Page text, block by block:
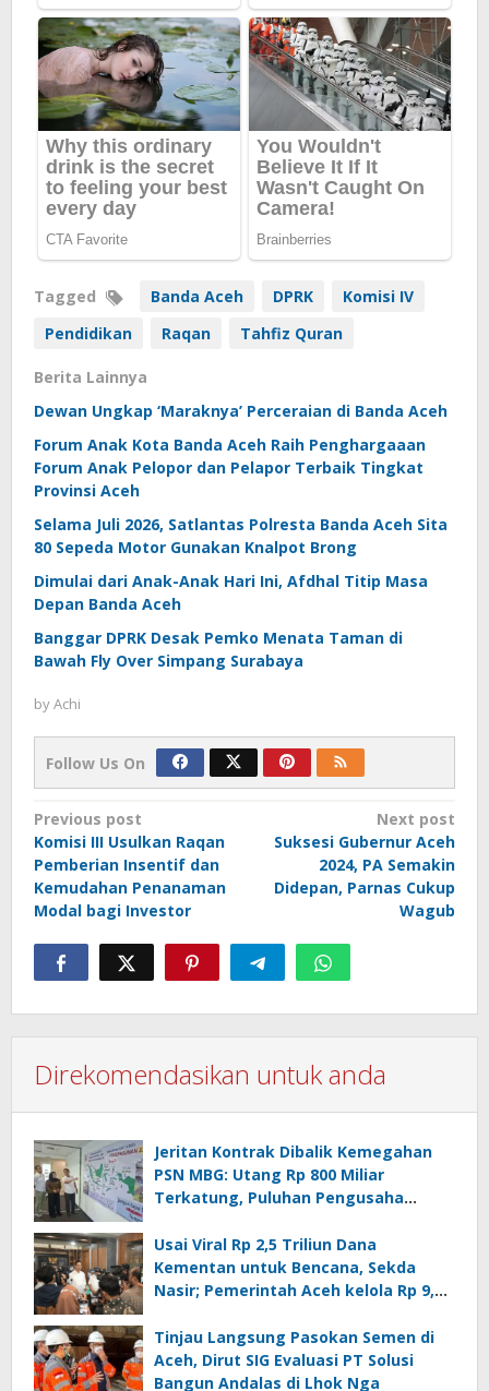
Tagged Banda Aceh DPRK
Komisi IV
Pendidikan
Raqan Tahfiz Quran
Berita Lainnya
Dewan Ungkap ‘Maraknya’ Perceraian di Banda Aceh
Forum Anak Kota Banda Aceh Raih Penghargaaan
Forum Anak Pelopor dan Pelapor Terbaik Tingkat
Provinsi Aceh
Selama Juli 2026, Satlantas Polresta Banda Aceh Sita
80 Sepeda Motor Gunakan Knalpot Brong
Dimulai dari Anak-Anak Hari Ini, Afdhal Titip Masa
Depan Banda Aceh
Banggar DPRK Desak Pemko Menata Taman di
Bawah Fly Over Simpang Surabaya
byAchi
Follow Us On
Post
navigation
Previous post
Komisi III Usulkan Raqan
Pemberian Insentif dan
Kemudahan Penanaman
Modal bagi Investor
Next post
Suksesi Gubernur Aceh
2024, PA Semakin
Didepan, Parnas Cukup
Wagub
Direkomendasikan untuk anda
Jeritan Kontrak Dibalik Kemegahan
PSN MBG: Utang Rp 800 Miliar
Terkatung, Puluhan Pengusaha
Usai Viral Rp 2,5 Triliun Dana
Kementan untuk Bencana, Sekda
Nasir; Pemerintah Aceh kelola Rp 9,7
Tinjau Langsung Pasokan Semen di
Aceh, Dirut SIG Evaluasi PT Solusi
Bangun Andalas di Lhok Nga